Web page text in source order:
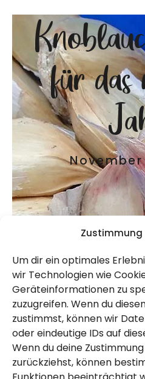
Zustimmung
Um dir ein optimales
wir Technologien wie
Geräteinformationen zu
zuzugreifen. Wenn du
zustimmst, können wir
oder eindeutige IDs auf
Wenn du deine
zurückziehst, können
für das
November
Ende Oktober/Anfang
Jahr ist das Klima
es Zeit den Knoblauch
zu setzen. Es gibt
Möglichkeiten, wir